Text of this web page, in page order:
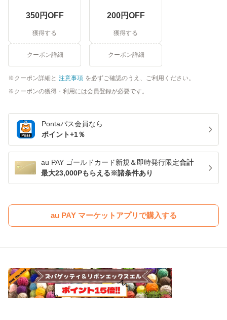
350円OFF
獲得する
クーポン詳細
200円OFF
獲得する
クーポン詳細
クーポン詳細と 注意事項 を必ずご確認のうえ、ご利用ください。
クーポンの獲得・利用には会員登録が必要です。
Pontaパス会員なら
ポイント+1％
au PAY ゴールドカード新規＆即時発行限定合計
最大23,000Pもらえる※諸条件あり
au PAY マーケットアプリで購入する